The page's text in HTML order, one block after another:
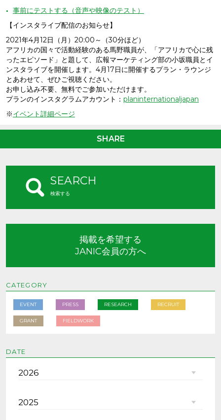
事前にテストする（音声や映像のテスト）
【インスタライブ配信のお知らせ】
2021年4月12日（月）20:00～（30分ほど）
アフリカの国々で活動経験のある馬野職員が、「アフリカで心に残
ったエピソード」と題して、広報マーケティング部の小坂職員とイ
ンスタライブを開催します。4月17日に開催するプラン・ラウンジ
とあわせて、ぜひご視聴ください。
お申し込み不要、無料でご参加いただけます。
プランのインスタグラムアカウント： planinternationaljapan
※イベント詳細ページ
SHARE
SEARCH
検索する
掲載を希望する
JANIC会員の方へ
CATEGORY
EVENT PRESS RESEARCH RECRUIT
GRANT FIELDWORK
DATE
2026
2025